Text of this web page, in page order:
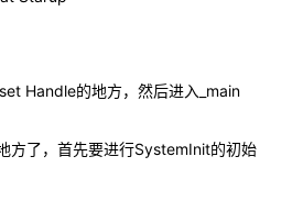
Handle的地方，然后进入_main
方了，首先要进行SystemInit的初始